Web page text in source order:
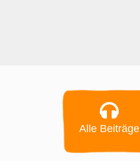
Alle Beiträge